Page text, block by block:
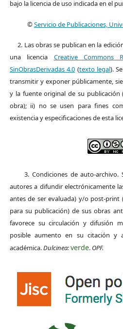
bajo la licencia de uso indicada en el
©Servicio de Publicaciones,
2. Las obras se publican en la
una licencia Creative Commons
SinObrasDerivadas 4.0 (texto legal).
transmitir y exponer públicamente,
y la fuente original de su publicación
obra); ii) no se usen para fines
existencia y especificaciones de esta
3. Condiciones de auto-archivo.
autores a difundir electrónicamente
antes de ser evaluada) y/o post-print
para su publicación) de sus obras
favorece su circulación y difusión
posible aumento en su citación y
académica.Dulcinea:verde. OPF.